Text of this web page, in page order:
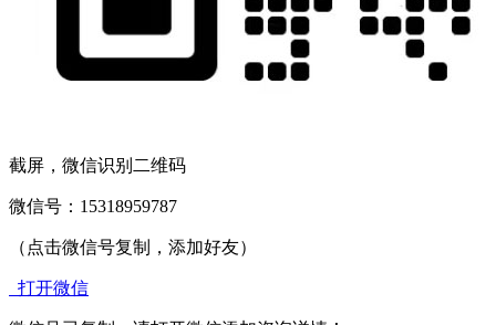
截屏，微信识别二维码
微信号： 15318959787
（点击微信号复制，添加好友）
打开微信